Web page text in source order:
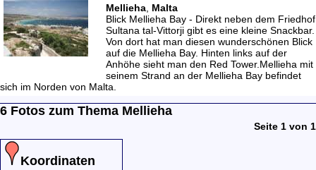
Mellieha Malta
Blick Mellieha Bay - Direkt neben dem Friedhof
Sultana tal-Vittorji gibt es eine kleine Snackbar.
Von dort hat man diesen wunderschönen Blick
auf die Mellieha Bay. Hinten links auf der
Anhöhe sieht man den Red Tower.Mellieha mit
seinem Strand an der Mellieha Bay befindet
sich im Norden von Malta.
6 Fotos zum Thema Mellieha
Seite 1 von 1
Koordinaten